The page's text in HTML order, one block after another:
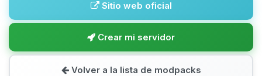
Sitio web oficial
Crear mi servidor
Volver a la lista de modpacks